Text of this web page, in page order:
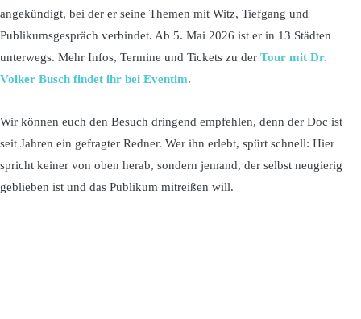
angekündigt, bei der er seine Themen mit Witz, Tiefgang und
Publikumsgespräch verbindet. Ab 5. Mai 2026 ist er in 13 Städten
unterwegs. Mehr Infos, Termine und Tickets zu der Tour mit Dr.
Volker Busch findet ihr bei Eventim.
Wir können euch den Besuch dringend empfehlen, denn der Doc ist
seit Jahren ein gefragter Redner. Wer ihn erlebt, spürt schnell: Hier
spricht keiner von oben herab, sondern jemand, der selbst neugierig
geblieben ist und das Publikum mitreißen will.